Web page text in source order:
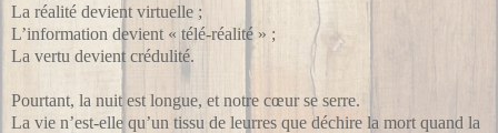
La réalité devient virtuelle ;
L’information devient « télé-réalité » ;
La vertu devient crédulité.
Pourtant, la nuit est longue, et notre cœur se serre.
La vie n’est-elle qu’un tissu de leurres que déchire la mort quand la